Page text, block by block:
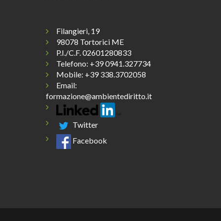
Filangieri, 19
98078 Tortorici ME
P.I./C.F. 02601280833
Telefono: +39 0941.327734
Mobile: +39 338.3702058
Email:
formazione@ambientediritto.it
Twitter
Facebook